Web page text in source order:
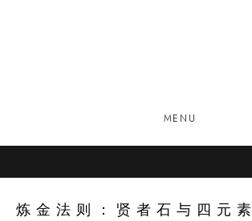
MENU
炼金法则：贤者石与四元素